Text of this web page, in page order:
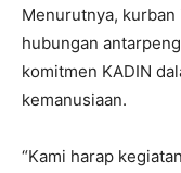
Menurutnya,
hubungan
komitmen KADIN
kemanusiaan.
“Kami harap